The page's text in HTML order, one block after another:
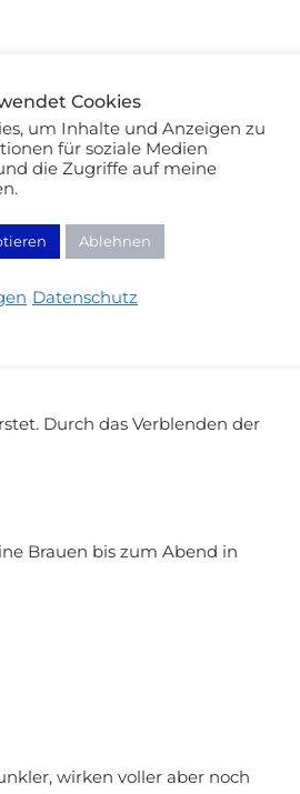
so sieht das Ergebnis
Durch das Verblenden der
Brauen bis zum Abend in
wirken voller aber noch
Cookies
um Inhalte und Anzeigen zu
für soziale Medien
die Zugriffe auf meine
Ablehnen
Datenschutz